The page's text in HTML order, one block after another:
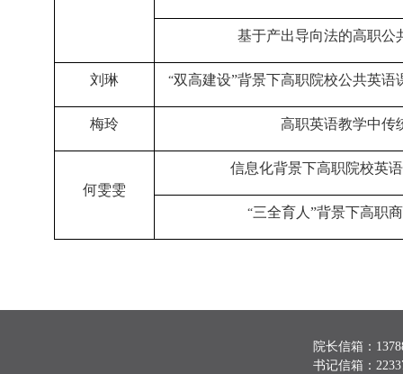
基于产出导向法的高职公
刘琳 “双高建设”背景下高职院校公共英
梅玲 高职英语教学中传
何雯雯
信息化背景下高职院校英
“三全育人”背景下高职
院长信箱：
书记信箱：